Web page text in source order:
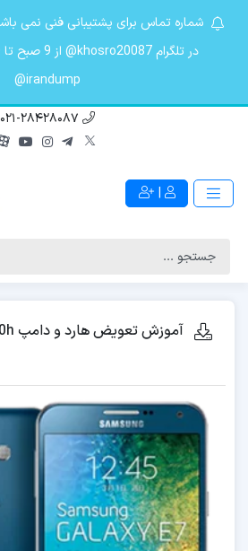
شماره تماس برای پشتیبانی فنی نمی
irandump@
021-28428087
|
آموزش تعویض هارد و دامپ Samsung E700h